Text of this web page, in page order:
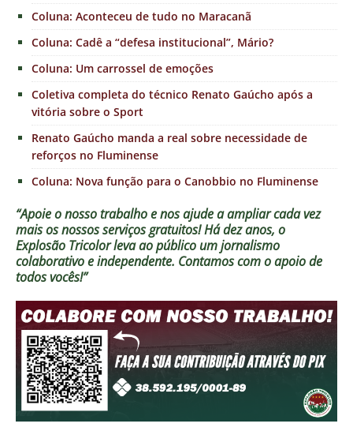
Coluna: Aconteceu de tudo no Maracanã
Coluna: Cadê a “defesa institucional”, Mário?
Coluna: Um carrossel de emoções
Coletiva completa do técnico Renato Gaúcho após a
vitória sobre o Sport
Renato Gaúcho manda a real sobre necessidade de
reforços no Fluminense
Coluna: Nova função para o Canobbio no Fluminense
“Apoie o nosso trabalho e nos ajude a ampliar cada vez
mais os nossos serviços gratuitos!Há dez anos, o
Explosão Tricolor leva ao público um jornalismo
colaborativo e independente. Contamos com o apoio de
todos vocês!”